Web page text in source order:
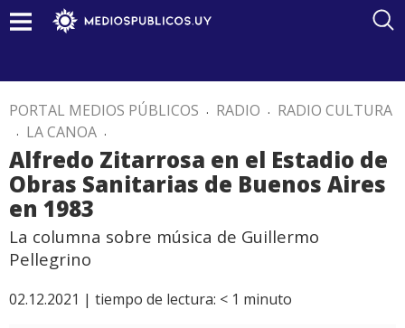
PORTAL MEDIOS PÚBLICOS . RADIO . RADIO CULTURA
. LA CANOA .
Alfredo Zitarrosa en el Estadio de
Obras Sanitarias de Buenos Aires
en 1983
La columna sobre música de Guillermo
Pellegrino
02.12.2021 | tiempo de lectura: < 1 minuto